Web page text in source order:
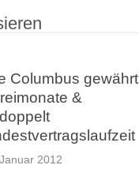
Columbus gewährt
&
2012